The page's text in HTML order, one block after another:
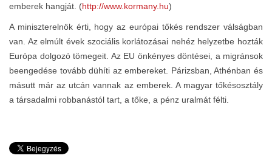
emberek hangját. (http://www.kormany.hu)
A miniszterelnök érti, hogy az európai tőkés rendszer válságban
van. Az elmúlt évek szociális korlátozásai nehéz helyzetbe hozták
Európa dolgozó tömegeit. Az EU önkényes döntései, a migránsok
beengedése tovább dühíti az embereket. Párizsban, Athénban és
másutt már az utcán vannak az emberek. A magyar tőkésosztály
a társadalmi robbanástól tart, a tőke, a pénz uralmát félti.